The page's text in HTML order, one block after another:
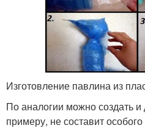
Изготовление павлина из
По аналогии можно создать
примеру, не составит